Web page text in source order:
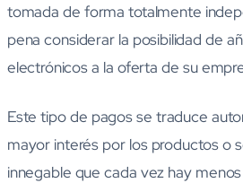
tomada de forma totalmente
pena considerar la posibilidad de
electrónicos a la oferta de su
Este tipo de pagos se traduce
mayor interés por los productos o
innegable que cada vez hay